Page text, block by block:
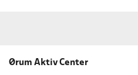
Ørum Aktiv Center